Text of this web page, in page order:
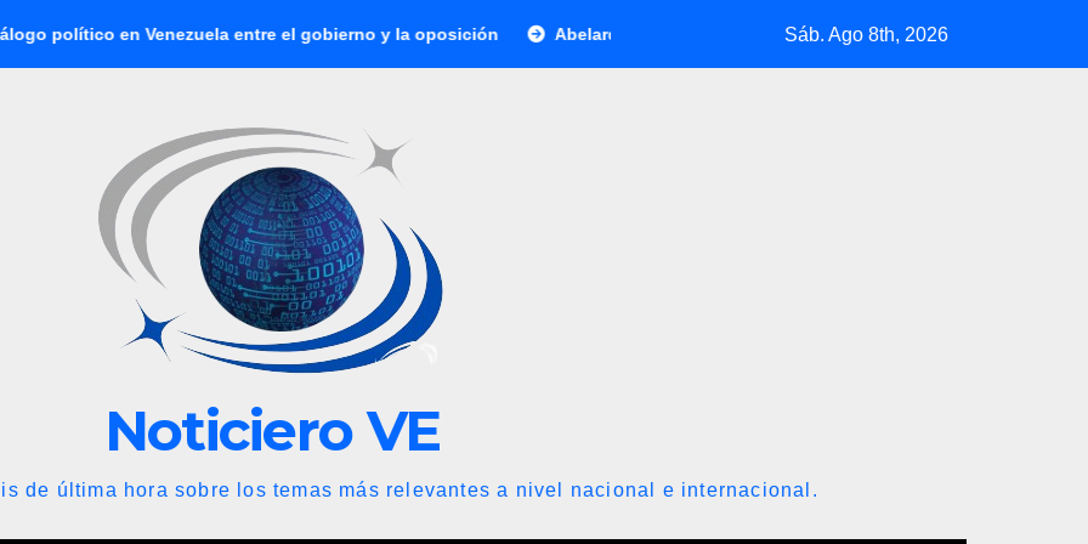
entre el gobierno y la oposición Abelardo de la Espriella jura como presidente de Colombia para el periodo 2026-
Sáb. Ago 8th, 2026
Noticiero VE
de última hora sobre los temas más relevantes a nivel nacional e internacional.